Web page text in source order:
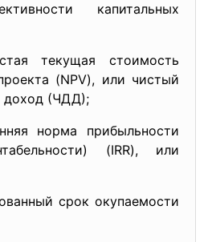
капитальных
стоимость
(NPV), или чистый
доход (ЧДД);
прибыльности
(IRR), или
срок окупаемости